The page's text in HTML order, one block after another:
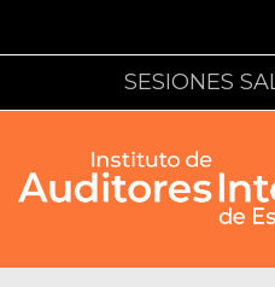
SESIONES